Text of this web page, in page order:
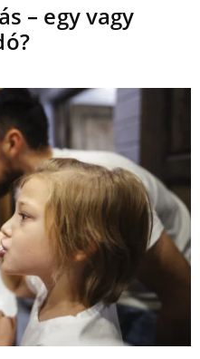
– egy vagy